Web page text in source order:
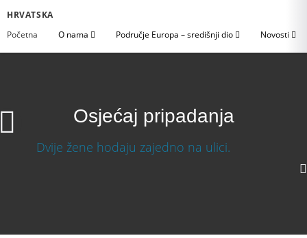
HRVATSKA
Početna
O nama Područje Europa – središnji dio Novosti
Osjećaj pripadanja